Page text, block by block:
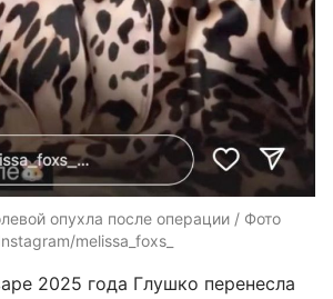
опухла после операции / Фото
melissa_foxs_
2025 года Глушко перенесла